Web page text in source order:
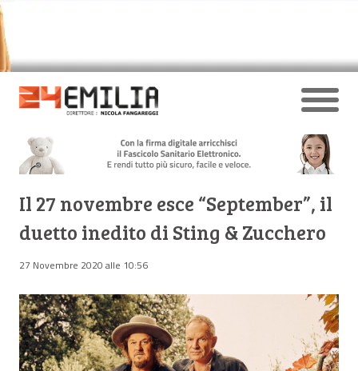
Il 27 novembre esce “September”, il
duetto inedito di Sting & Zucchero
27 Novembre 2020 alle 10:56